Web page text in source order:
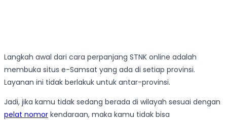
Langkah awal dari cara perpanjang STNK online adalah
membuka situs e-Samsat yang ada di setiap provinsi.
Layanan ini tidak berlakuk untuk antar-provinsi.
Jadi, jika kamu tidak sedang berada di wilayah sesuai dengan
pelat nomor kendaraan, maka kamu tidak bisa